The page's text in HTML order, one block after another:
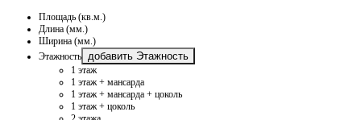
Площадь (кв.м.)
Длина (мм.)
Ширина (мм.)
Этажность
добавить Этажность
1 этаж
1 этаж + мансарда
1 этаж + мансарда + цоколь
1 этаж + цоколь